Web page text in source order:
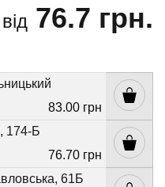
від 76.7 грн.
83.00 грн
174-Б
76.70 грн
61Б